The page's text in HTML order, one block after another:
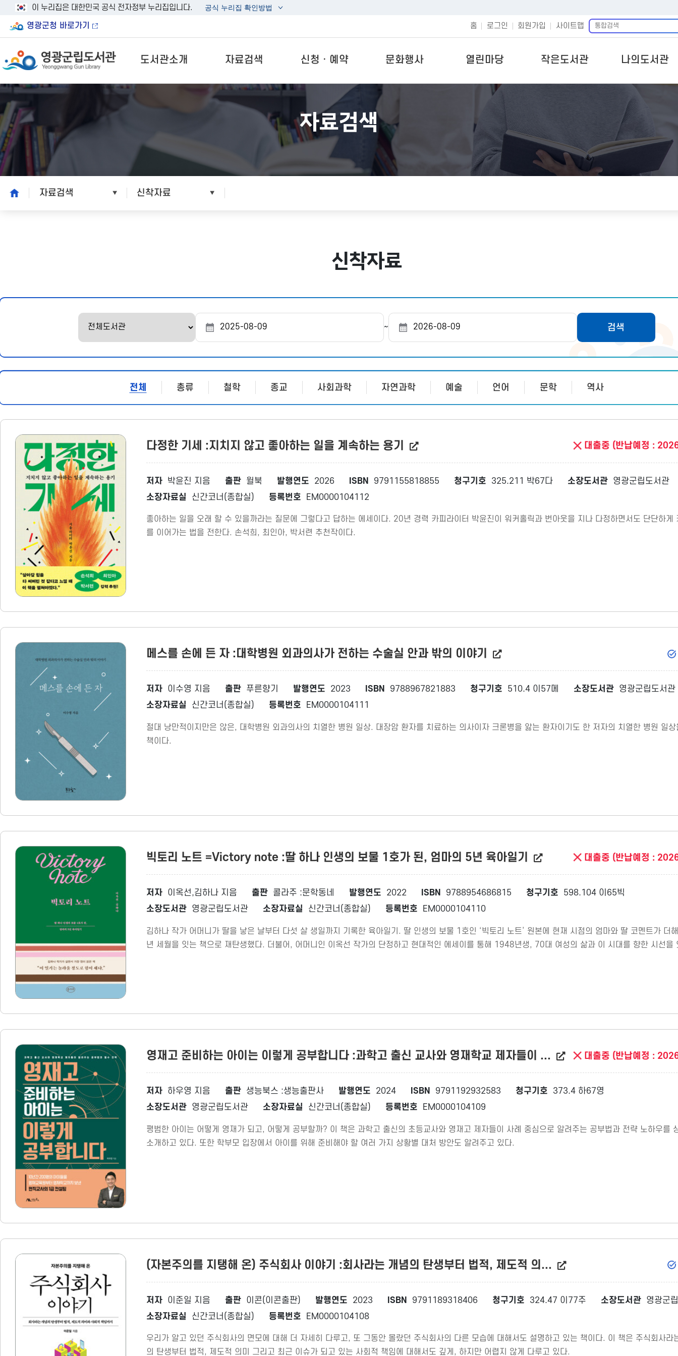
이 누리집은 대한민국 공식 전자정부 누리집입니다. 공식 누리집 확인방법
영광군청 바로가기 홈 로그인 회원가입 사이트맵
통
합
도서관소개 자료검색 신청ㆍ예약 문화행사 열린마당 작은도서관 나의도서관
자료검색
home 자료검색 신착자료
신착자료
관
회
시
~
회
종
검색
전체 총류 철학 종교 사회과학 자연과학 예술 언어 문학 역사
다정한 기세 :지치지 않고 좋아하는 일을 계속하는 용기 대출중 (반납예정 :
저자 박윤진 지음 출판 윌북 발행연도 2026 ISBN 9791155818855 청구기호 325.211 박67다 소장도서관 영광군립도서관
소장자료실
신간코너(종합실) 등록번호 EM0000104112
좋아하는 일을 오래 할 수 있을까라는 질문에 그렇다고 답하는 에세이다. 20년 경력 카피라이터 박윤진이 워커홀릭과 번아웃을 지나 다정하면서도 단단하게
를 이어가는 법을 전한다. 손석희, 최인아, 박서련 추천작이다.
메스를 손에 든 자 :대학병원 외과의사가 전하는 수술실 안과 밖의 이야기
저자 이수영 지음 출판 푸른향기 발행연도 2023 ISBN 9788967821883 청구기호 510.4 이57메 소장도서관 영광군립도서관
소장자료실
신간코너(종합실) 등록번호 EM0000104111
절대 낭만적이지만은 않은, 대학병원 외과의사의 치열한 병원 일상. 대장암 환자를 치료하는 의사이자 크론병을 앓는 환자이기도 한 저자의 치열한 병원 일상
책이다.
빅토리 노트 =Victory note :딸 하나 인생의 보물 1호가 된, 엄마의 5년 육아일기 대출중 (반납예정 :
저자 이옥선,김하나 지음 출판 콜라주 :문학동네 발행연도 2022 ISBN 9788954686815 청구기호
598.104 이65빅
소장도서관 영광군립도서관 소장자료실 신간코너(종합실) 등록번호 EM0000104110
김하나 작가 어머니가 딸을 낳은 날부터 다섯 살 생일까지 기록한 육아일기. 딸 인생의 보물 1호인 ‘빅토리 노트’ 원본에 현재 시점의 엄마와 딸 코멘트가 더
년 세월을 잇는 책으로 재탄생했다. 더불어, 어머니인 이옥선 작가의 단정하고 현대적인 에세이를 통해 1948년생, 70대 여성의 삶과 이 시대를 향한 시선을
영재고 준비하는 아이는 이렇게 공부합니다 :과학고 출신 교사와 영재학교 제자들이 ... 대출중 (반납예정 :
저자 하우영 지음 출판 생능북스 :생능출판사 발행연도 2024 ISBN 9791192932583 청구기호
373.4 하67영
소장도서관 영광군립도서관 소장자료실 신간코너(종합실) 등록번호 EM0000104109
평범한 아이는 어떻게 영재가 되고, 어떻게 공부할까? 이 책은 과학고 출신의 초등교사와 영재고 제자들이 사례 중심으로 알려주는 공부법과 전략 노하우를
소개하고 있다. 또한 학부모 입장에서 아이를 위해 준비해야 할 여러 가지 상황별 대처 방안도 알려주고 있다.
(자본주의를 지탱해 온) 주식회사 이야기 :회사라는 개념의 탄생부터 법적, 제도적 의...
저자 이준일 지음 출판 이콘(이콘출판) 발행연도 2023 ISBN 9791189318406 청구기호 324.47 이77주 소장도서관 영광군
소장자료실
신간코너(종합실) 등록번호 EM0000104108
우리가 알고 있던 주식회사의 면모에 대해 더 자세히 다루고, 또 그동안 몰랐던 주식회사의 다른 모습에 대해서도 설명하고 있는 책이다. 이 책은 주식회사라
의 탄생부터 법적, 제도적 의미 그리고 최근 이슈가 되고 있는 사회적 책임에 대해서도 깊게, 하지만 어렵지 않게 다루고 있다.